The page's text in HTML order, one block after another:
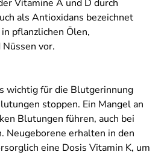
Vitamine A und D durch
als Antioxidans bezeichnet
pflanzlichen Ölen,
vor.
wichtig für die Blutgerinnung
stoppen. Ein Mangel an
Blutungen führen, auch bei
Neugeborene erhalten in den
eine Dosis Vitamin K, um